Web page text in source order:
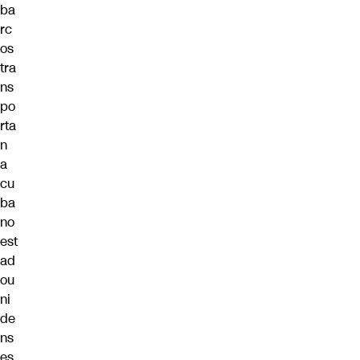
ba
rc
os
tra
ns
po
rta
n
a
cu
ba
no
est
ad
ou
ni
de
ns